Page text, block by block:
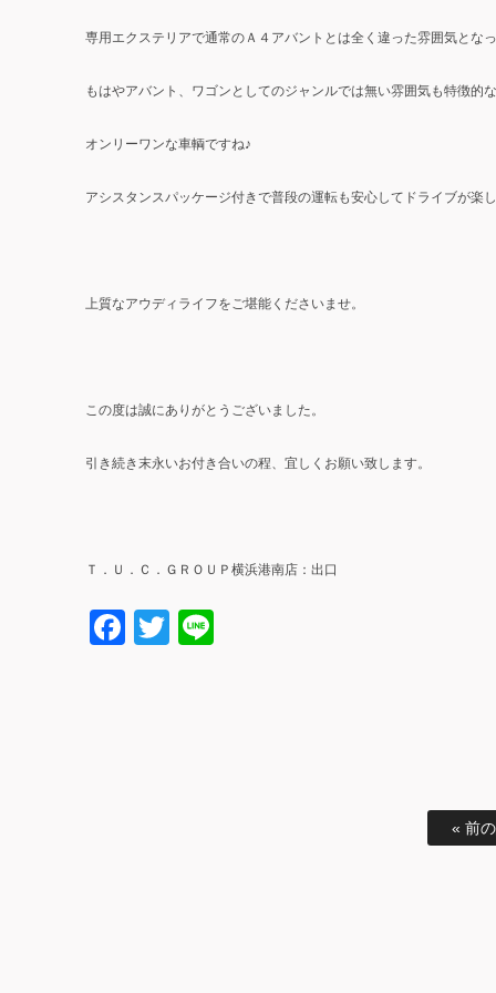
専用エクステリアで通常のＡ４アバントとは全く違った雰囲気となっ
もはやアバント、ワゴンとしてのジャンルでは無い雰囲気も特徴的な
オンリーワンな車輌ですね♪
アシスタンスパッケージ付きで普段の運転も安心してドライブが楽し
上質なアウディライフをご堪能くださいませ。
この度は誠にありがとうございました。
引き続き末永いお付き合いの程、宜しくお願い致します。
Ｔ．Ｕ．Ｃ．ＧＲＯＵＰ横浜港南店：出口
Facebook
Twitter
« 前